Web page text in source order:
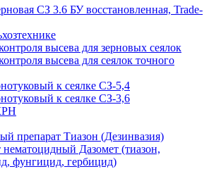
СЗ 3.6 БУ восстановленная, Trade-
высева для зерновых сеялок
высева для сеялок точного
к сеялке СЗ-5,4
к сеялке СЗ-3,6
препарат Тиазон (Дезинвазия)
нематоцидный Дазомет (тиазон,
фунгицид, гербицид)